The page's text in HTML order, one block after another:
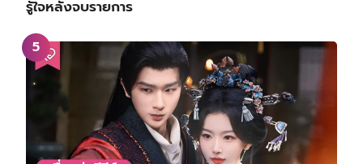
รู้ใจหลังจบรายการ